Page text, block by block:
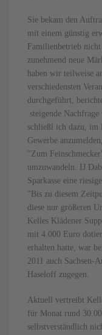
Sie bekam den
mit einem günstig
Familienbetrieb
zunehmend neue
haben wir teilweise
verschiedensten
durchgeführt,
steigende Nachfrage
schließl ich dazu, im
Gewerbe
"Zum
umzuwandeln. IJ
Sparkasse eine
"Bis zu diesem
diese nur größeren
Kelles Klädener
mit 4.000 Euro
erhalten hatte, war
2011 auch Sachsen-
Haseloff zugegen.
Aktuell vertreibt
für Monat rund
selbstverständlich